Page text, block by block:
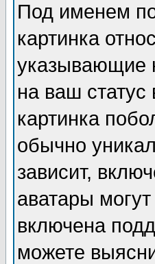
Под именем
картинка
указывающие
на ваш
картинка
обычно
зависит,
аватары
включена
можете